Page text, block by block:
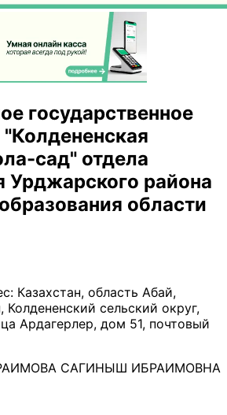
государственное
сад" отдела
Урджарского района
области
Казахстан, область Абай,
сельский округ,
Ардагерлер, дом 51, почтовый
САГИНЫШ ИБРАИМОВНА